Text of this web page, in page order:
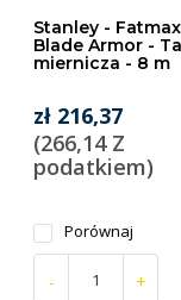
Stanley -
Blade Armor -
miernicza - 8 m
zł 216,37
(266,14 Z
podatkiem)
Porównaj
- +